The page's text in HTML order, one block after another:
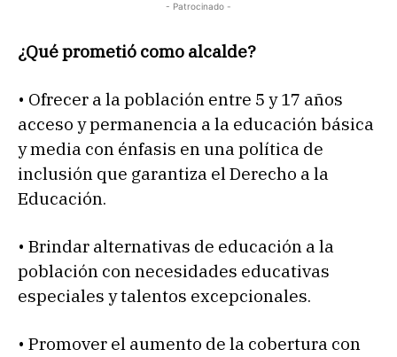
- Patrocinado -
¿Qué prometió como alcalde?
• Ofrecer a la población entre 5 y 17 años
acceso y permanencia a la educación básica
y media con énfasis en una política de
inclusión que garantiza el Derecho a la
Educación.
• Brindar alternativas de educación a la
población con necesidades educativas
especiales y talentos excepcionales.
• Promover el aumento de la cobertura con